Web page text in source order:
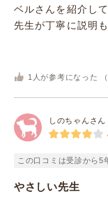
ベルさんを紹介し
先生が丁寧に説明
1 人が参考になった （
しのちゃんさん
この口コミは受診から5
やさしい先生